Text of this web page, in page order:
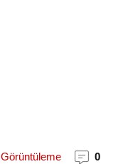
Görüntüleme 0